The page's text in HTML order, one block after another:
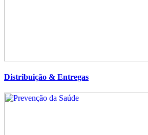
Distribuição & Entregas